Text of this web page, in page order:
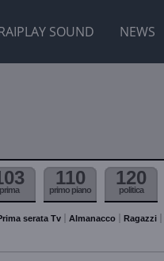
SOUND NEWS
prima
110
primo piano
120
politica
serata Tv Almanacco Ragazzi